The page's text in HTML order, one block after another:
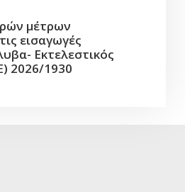
μέτρων
εισαγωγές
Εκτελεστικός
2026/1930